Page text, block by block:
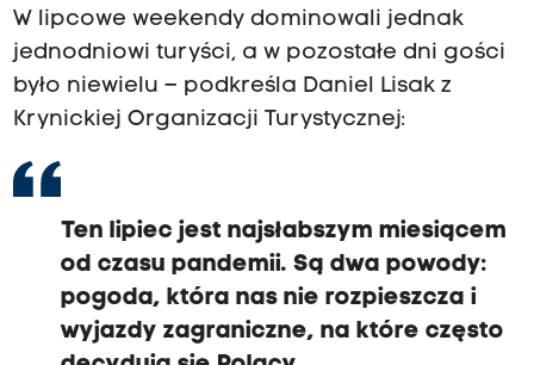
W lipcowe weekendy dominowali jednak
jednodniowi turyści, a w pozostałe dni gości
było niewielu – podkreśla Daniel Lisak z
Krynickiej Organizacji Turystycznej:
Ten lipiec jest najsłabszym miesiącem
od czasu pandemii. Są dwa powody:
pogoda, która nas nie rozpieszcza i
wyjazdy zagraniczne, na które często